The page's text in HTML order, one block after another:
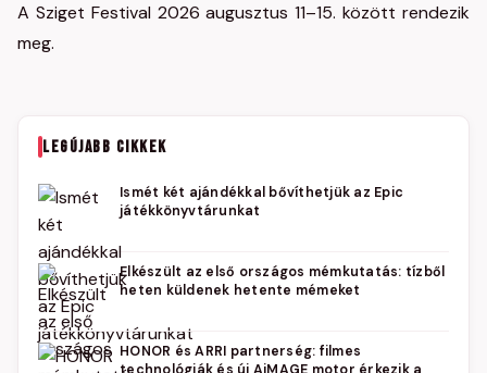
A Sziget Festival 2026 augusztus 11–15. között rendezik
meg.
LEGÚJABB CIKKEK
Ismét két ajándékkal bővíthetjük az Epic
játékkönyvtárunkat
Elkészült az első országos mémkutatás: tízből
heten küldenek hetente mémeket
HONOR és ARRI partnerség: filmes